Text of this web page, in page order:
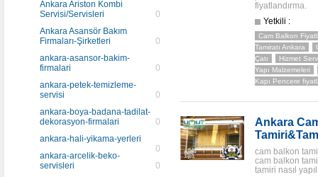
Ankara Ariston Kombi
Servisi/Servisleri
0
Ankara Asansör Bakım
Firmaları-Şirketleri
0
ankara-asansor-bakim-
firmalari
0
ankara-petek-temizleme-
servisi
0
ankara-boya-badana-tadilat-
dekorasyon-firmalari
0
ankara-hali-yikama-yerleri
0
ankara-arcelik-beko-
servisleri
0
fiyatlandırma.
Yetkili :
Cam Balkon
Tamiratı Ankara
Çatı
Hizmet
Yapı Malzemeleri
Kapı Pencere
Ankara
cam balkon
cam balkon
tamiri nasıl